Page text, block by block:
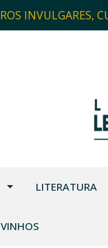
INVULGARES,
LITERATURA